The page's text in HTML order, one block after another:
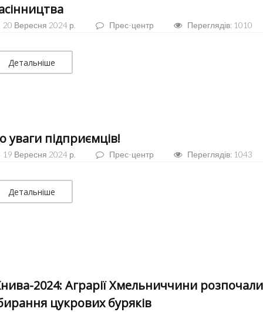
20 Вересня 2024 р. Прес-центр Переглядів: 1010
Детальніше
уваги підприємців!
19 Вересня 2024 р. Прес-центр Переглядів: 1043
Детальніше
2024: Аграрії Хмельниччини розпочали
цукрових буряків